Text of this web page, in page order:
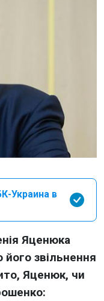
Украина в
Яценюка
звільнення
Яценюк, чи